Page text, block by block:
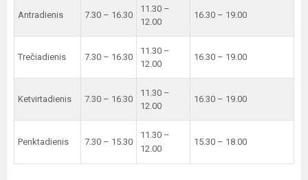
Antradienis 7.30 – 16.30
11.30 –
12.00
16.30 – 19.00
Trečiadienis 7.30 – 16.30
11.30 –
12.00
16.30 – 19.00
Ketvirtadienis 7.30 – 16.30
11.30 –
12.00
16.30 – 19.00
Penktadienis 7.30 – 15.30
11.30 –
12.00
15.30 – 18.00